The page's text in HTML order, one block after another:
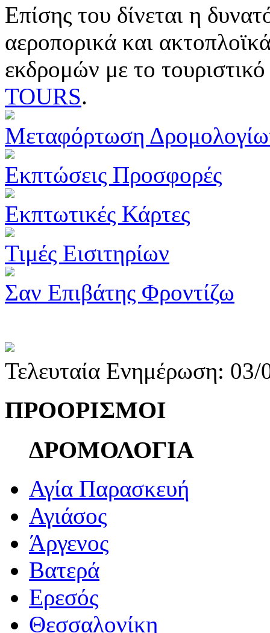
Επίσης του δίνεται η
αεροπορικά και
εκδρομών με το
TOURS.
Μεταφόρτωση
Εκπτώσεις Προσφορές
Εκπτωτικές Κάρτες
Τιμές Εισιτηρίων
Σαν Επιβάτης Φροντίζω
Τελευταία Ενημέρωση:
ΠΡΟΟΡΙΣΜΟΙ
ΔΡΟΜΟΛΟΓΙΑ
Αγία Παρασκευή
Αγιάσος
Άργενος
Βατερά
Ερεσός
Θεσσαλονίκη